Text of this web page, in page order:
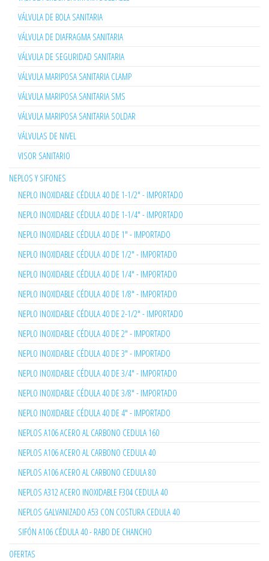
VÁLVULA DE BOLA SANITARIA
VÁLVULA DE DIAFRAGMA SANITARIA
VÁLVULA DE SEGURIDAD SANITARIA
VÁLVULA MARIPOSA SANITARIA CLAMP
VÁLVULA MARIPOSA SANITARIA SMS
VÁLVULA MARIPOSA SANITARIA SOLDAR
VÁLVULAS DE NIVEL
VISOR SANITARIO
NEPLOS Y SIFONES
NEPLO INOXIDABLE CÉDULA 40 DE 1-1/2" - IMPORTADO
NEPLO INOXIDABLE CÉDULA 40 DE 1-1/4" - IMPORTADO
NEPLO INOXIDABLE CÉDULA 40 DE 1" - IMPORTADO
NEPLO INOXIDABLE CÉDULA 40 DE 1/2" - IMPORTADO
NEPLO INOXIDABLE CÉDULA 40 DE 1/4" - IMPORTADO
NEPLO INOXIDABLE CÉDULA 40 DE 1/8" - IMPORTADO
NEPLO INOXIDABLE CÉDULA 40 DE 2-1/2" - IMPORTADO
NEPLO INOXIDABLE CÉDULA 40 DE 2" - IMPORTADO
NEPLO INOXIDABLE CÉDULA 40 DE 3" - IMPORTADO
NEPLO INOXIDABLE CÉDULA 40 DE 3/4" - IMPORTADO
NEPLO INOXIDABLE CÉDULA 40 DE 3/8" - IMPORTADO
NEPLO INOXIDABLE CÉDULA 40 DE 4" - IMPORTADO
NEPLOS A106 ACERO AL CARBONO CEDULA 160
NEPLOS A106 ACERO AL CARBONO CEDULA 40
NEPLOS A106 ACERO AL CARBONO CEDULA 80
NEPLOS A312 ACERO INOXIDABLE F304 CEDULA 40
NEPLOS GALVANIZADO A53 CON COSTURA CEDULA 40
SIFÓN A106 CÉDULA 40 - RABO DE CHANCHO
OFERTAS